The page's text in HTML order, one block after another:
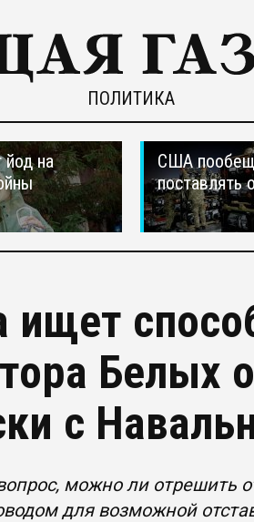
ПОЛИТИКА
йод на
США
поставлять
ищет
Белых
с
можно ли отрешить
для возможной